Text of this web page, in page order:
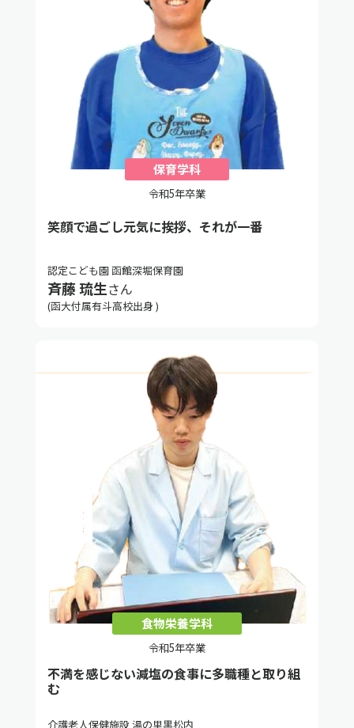
笑顔で過ごし元気に挨拶、それが一番
保育学科
令和5年卒業
認定こども園 函館深堀保育園
斉藤 琉生さん
(函大付属有斗高校出身 )
不満を感じない減塩の食事に多職種と取り組
む
食物栄養学科
令和5年卒業
介護老人保健施設 湯の里黒松内